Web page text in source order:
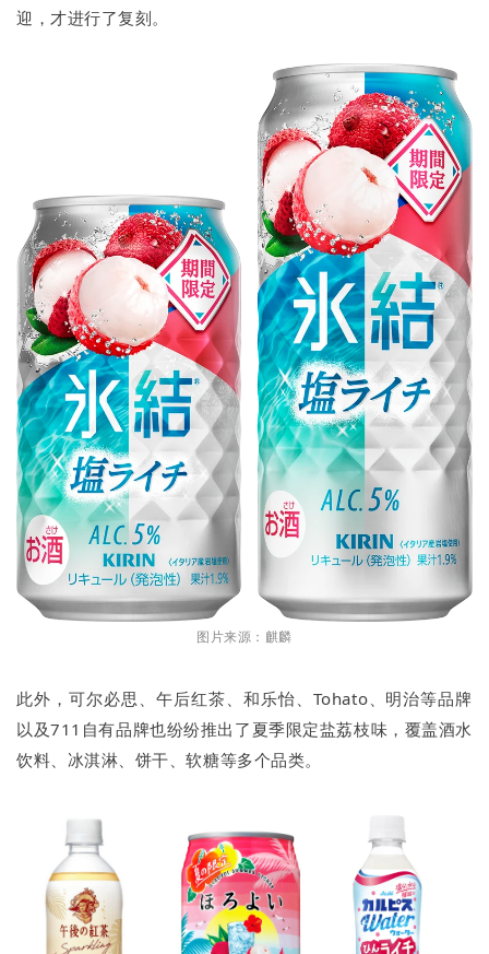
迎，才进行了复刻。
图片来源：麒麟
此外，可尔必思、午后红茶、和乐怡、Tohato、明治等品牌
以及711自有品牌也纷纷推出了夏季限定盐荔枝味，覆盖酒水
饮料、冰淇淋、饼干、软糖等多个品类。